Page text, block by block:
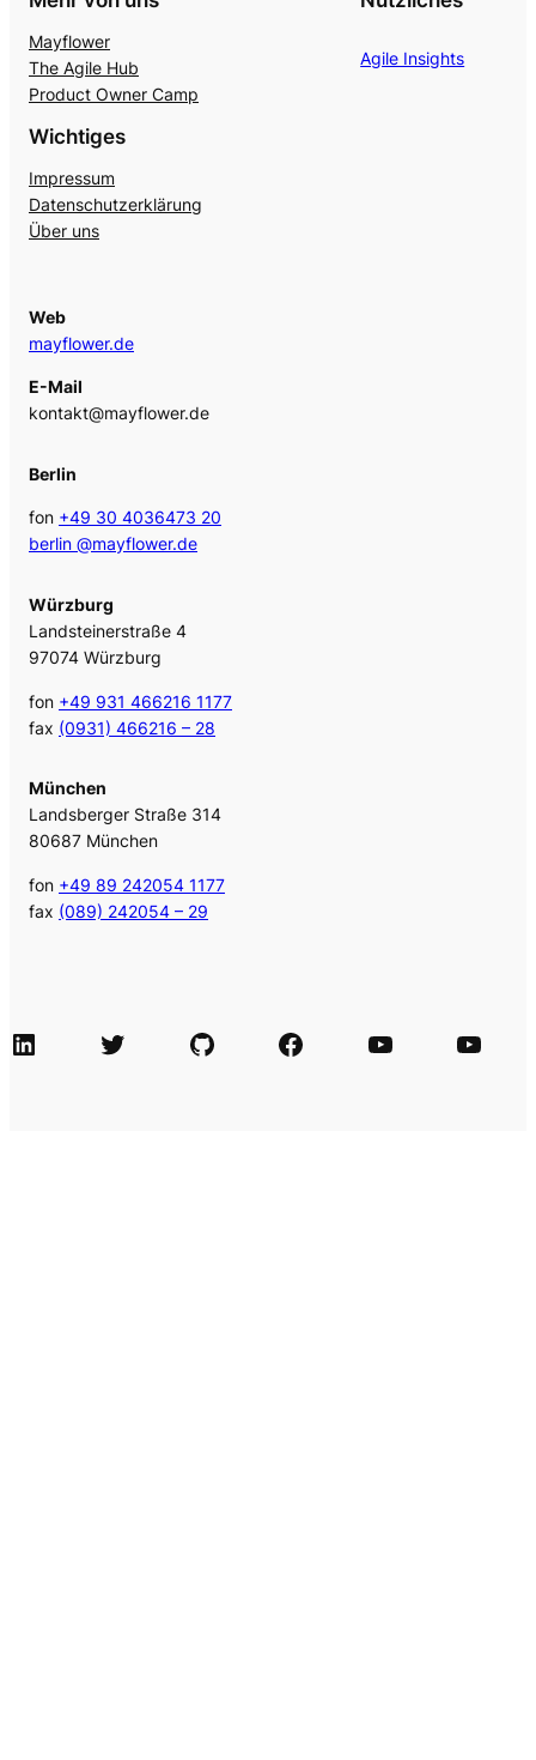
Mayflower
The Agile Hub
Product Owner Camp
Agile Insights
Wichtiges
Impressum
Datenschutzerklärung
Über uns
Web
mayflower.de
E-Mail
kontakt@mayflower.de
Berlin
fon +49 30 4036473 20
berlin @mayflower.de
Würzburg
Landsteinerstraße 4
97074 Würzburg
fon +49 931 466216 1177
fax (0931) 466216 – 28
München
Landsberger Straße 314
80687 München
fon +49 89 242054 1177
fax (089) 242054 – 29
LinkedIn Twitter GitHub Facebook Agile Videos Tech-Videos